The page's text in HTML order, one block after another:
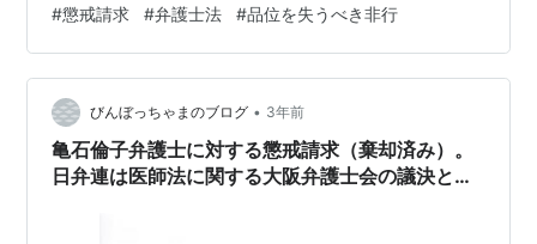
にあつては、この法律又は外国弁護士による法律事務の
取扱い等に関する法律）又は所属弁護士会若しくは日本
弁護士連合会の会則に違反し、所属弁護士会の秩序又は
信用を害し、その他職務の内外を問わずその品位を失う
べき非行があつたときは、懲戒を受ける。２ 懲戒は、そ
の弁護士又は弁護士法人の所属弁護士会が…
#懲戒請求 #弁護士法 #品位を失うべき非行
びんぼっちゃまのブログ • 3年前
亀石倫子弁護士に対する懲戒請求（棄却済み）。
日弁連は医師法に関する大阪弁護士会の議決と、